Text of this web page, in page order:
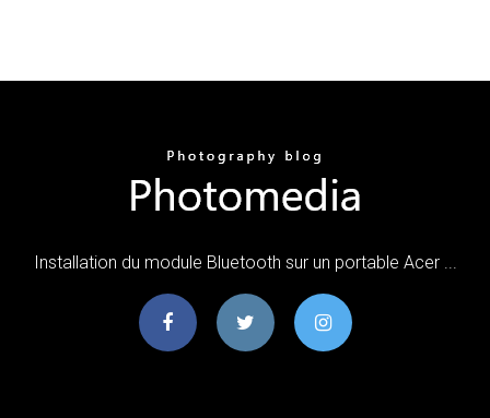
Installation du module Bluetooth sur un portable Acer ...